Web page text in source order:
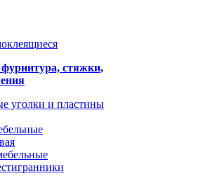
стяжки,
уголки и пластины